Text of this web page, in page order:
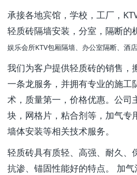
承接各地宾馆，学校，工厂，
轻质砖隔墙安装，分室，隔断的
娱乐会所KTV包厢隔墙、办公室隔断、酒店
我们为客户提供轻质砖的销售，
一条龙服务，并拥有专业的施工
术，质量第一，价格优惠。公司
块，网格片，粘合剂等，加气专
墙体安装等相关技术服务。
轻质砖具有质轻、高强、耐久、
抗渗、锚固性能好的特点。 加